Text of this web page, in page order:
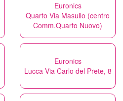
Euronics
Quarto Via Masullo (centro
Comm.Quarto Nuovo)
Euronics
Lucca Via Carlo del Prete, 8